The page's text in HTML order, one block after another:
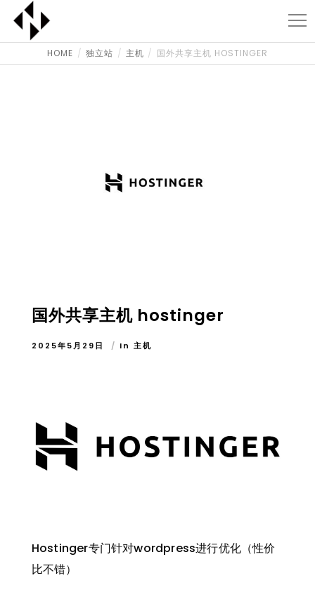
HOME 独立站 主机 国外共享主机 HOSTINGER
国外共享主机 hostinger
2025年5月29日 In 主机
Hostinger专门针对wordpress进行优化（性价
比不错）